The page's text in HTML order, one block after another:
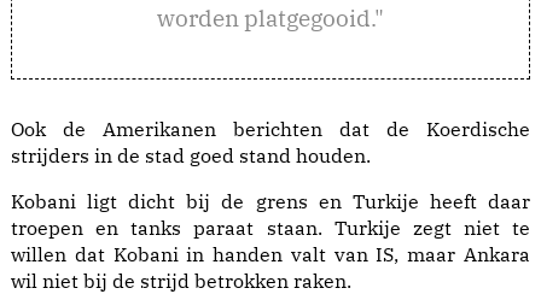
worden platgegooid."
Ook de Amerikanen berichten dat de Koerdische
strijders in de stad goed stand houden.
Kobani ligt dicht bij de grens en Turkije heeft daar
troepen en tanks paraat staan. Turkije zegt niet te
willen dat Kobani in handen valt van IS, maar Ankara
wil niet bij de strijd betrokken raken.